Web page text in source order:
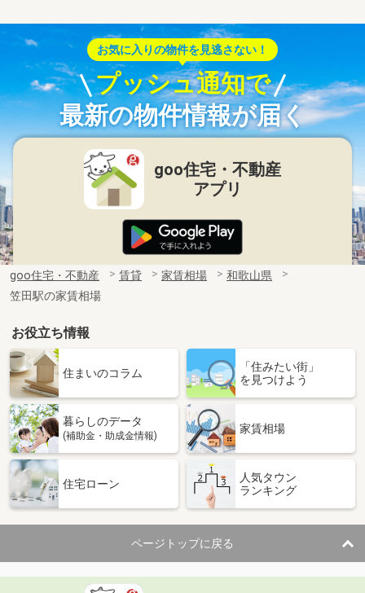
お気に入りの物件を見逃さない！
プッシュ通知で
最新の物件情報が届く
goo住宅・不動産
アプリ
goo住宅・不動産 賃貸 家賃相場
和歌山県
笠田駅の家賃相場
お役立ち情報
住まいのコラム
「住みたい街」
を見つけよう
暮らしのデータ
(補助金・助成金情報)
家賃相場
住宅ローン
人気タウン
ランキング
ページトップに戻る